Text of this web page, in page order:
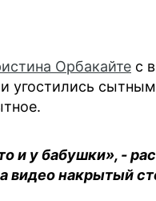
Орбакайте с
угостились
и у бабушки», -
видео накрытый